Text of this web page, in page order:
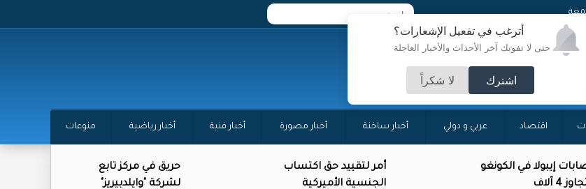
أترغب في تفعيل الإشعارات؟
حتى لا تفوتك آخر الأحداث والأخبار العاجلة
اشترك لا شكراً
اقتصاد عربي و دولي أخبار ساخنة أخبار مصورة أخبار فنية أخبار رياضية منوعات
إيبولا في الكونغو
4 آلاف
أمر لتقييد حق اكتساب
الجنسية الأميركية
حريق في مركز تابع
لشركة "وايلدبيريز"